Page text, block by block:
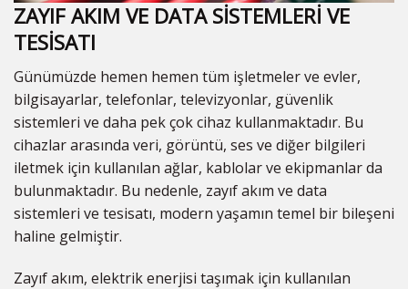
ZAYIF AKIM VE DATA SİSTEMLERİ VE
TESİSATI
Günümüzde hemen hemen tüm işletmeler ve evler,
bilgisayarlar, telefonlar, televizyonlar, güvenlik
sistemleri ve daha pek çok cihaz kullanmaktadır. Bu
cihazlar arasında veri, görüntü, ses ve diğer bilgileri
iletmek için kullanılan ağlar, kablolar ve ekipmanlar da
bulunmaktadır. Bu nedenle, zayıf akım ve data
sistemleri ve tesisatı, modern yaşamın temel bir bileşeni
haline gelmiştir.
Zayıf akım, elektrik enerjisi taşımak için kullanılan